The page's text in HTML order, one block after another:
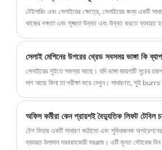
টেইলারিং এবং সেলাইয়ের ক্ষেত্রে, সেলাইয়ের জন্য একটি
কাজের দক্ষতা এবং সূক্ষ্মতা উন্নত এবং উন্নত করতে ব্যবহৃত
সেলাই মেশিনের উপরের থ্রেড সবসময় ভাঙ্গা কি
সেলাইয়ের সুইতে সমস্যা আছে। যদি ভাঙ্গা জায়গাটি সুচের
দাগ আছে কিনা তা পরীক্ষা করে দেখুন। সাধারণত, সুই
অফিস কর্মীরা কেন প্রায়শই বৈদ্যুতিক লিফট টেবিল
টেপ ফিডার একটি সাধারণ কাঠামো এবং সুবিধাজনক
ব্যবহৃত উপাদান সরবরাহকারী সরঞ্জাম। এটি মূলত স্টোরেজ